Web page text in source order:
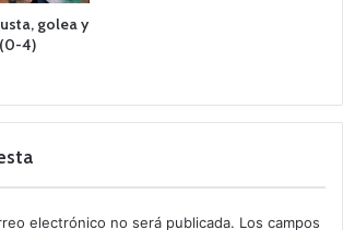
golea y
4)
electrónico no será publicada. Los campos